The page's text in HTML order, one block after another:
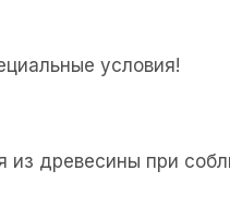
условия!
из древесины при